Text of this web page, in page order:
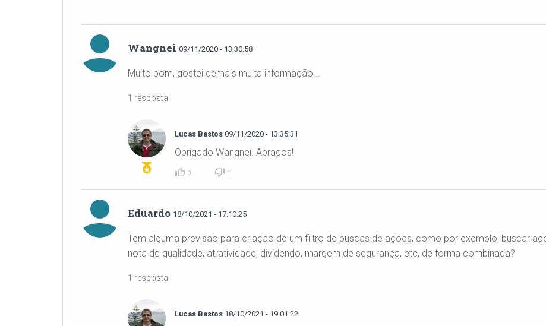
Wangnei 09/11/2020 - 13:30:58
Muito bom, gostei demais muita informação...
1 resposta
Lucas Bastos 09/11/2020 - 13:35:31
Obrigado Wangnei. Abraços!
0 1
Eduardo 18/10/2021 - 17:10:25
Tem alguma previsão para criação de um filtro de buscas de ações, como por exemplo, buscar
nota de qualidade, atratividade, dividendo, margem de segurança, etc, de forma combinada?
1 resposta
Lucas Bastos 18/10/2021 - 19:01:22